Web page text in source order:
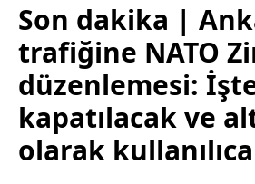
Son dakika |
trafiğine NATO
düzenlemesi:
kapatılacak ve
olarak